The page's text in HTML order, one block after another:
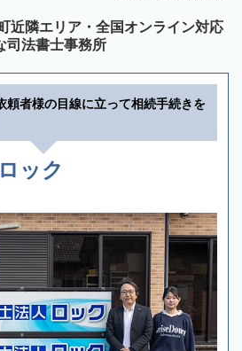
近隣エリア・全国オンライン対応
司法書士事務所
頼者様の目線に立って相続手続きを
ック